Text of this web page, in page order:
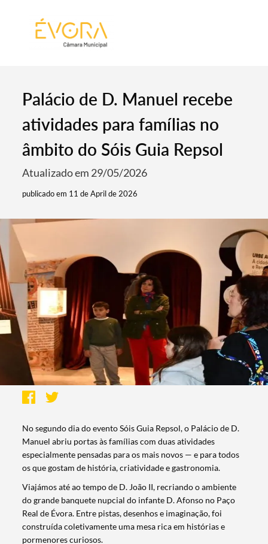
Palácio de D. Manuel recebe
atividades para famílias no
âmbito do Sóis Guia Repsol
Atualizado em 29/05/2026
publicado em 11 de April de 2026
No segundo dia do evento Sóis Guia Repsol, o Palácio de D.
Manuel abriu portas às famílias com duas atividades
especialmente pensadas para os mais novos — e para todos
os que gostam de história, criatividade e gastronomia.
Viajámos até ao tempo de D. João II, recriando o ambiente
do grande banquete nupcial do infante D. Afonso no Paço
Real de Évora. Entre pistas, desenhos e imaginação, foi
construída coletivamente uma mesa rica em histórias e
pormenores curiosos.